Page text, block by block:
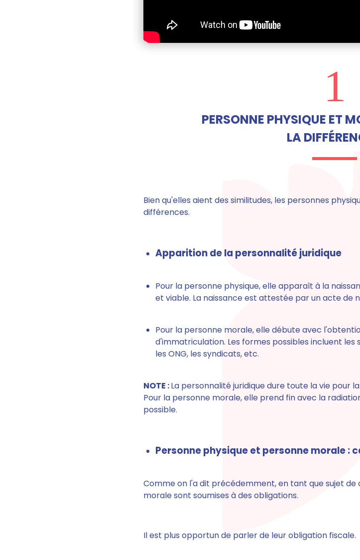
1
PERSONNE PHYSIQUE ET
LA
Bien qu'elles aient des similitudes, les personnes
différences.
Apparition de la personnalité juridique
Pour la personne physique, elle apparaît à la
et viable. La naissance est attestée par un acte de
Pour la personne morale, elle débute avec
d'immatriculation. Les formes possibles incluent
les ONG, les syndicats, etc.
NOTE :La personnalité juridique dure toute la vie pour
Pour la personne morale, elle prend fin avec la
possible.
Personne physique et personne morale :
Comme on l'a dit précédemment, en tant que sujet
morale sont soumises à des obligations.
Il est plus opportun de parler de leur obligation fiscale.